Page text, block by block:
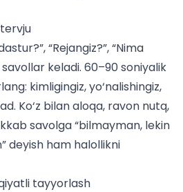
“Rejangiz?”, “Nima
savollar keladi. 60–90 soniyalik
kimligingiz, yo‘nalishingiz,
Ko‘z bilan aloqa, ravon nutq,
savolga “bilmayman, lekin
deyish ham halollikni
tayyorlash